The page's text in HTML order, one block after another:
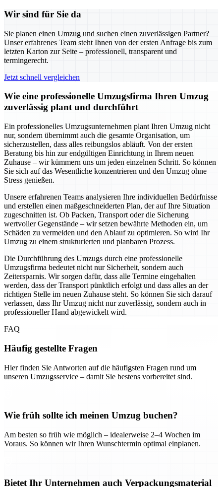
Wir sind für Sie da
Sie planen einen Umzug und suchen einen zuverlässigen Partner?
Unser erfahrenes Team steht Ihnen von der ersten Anfrage bis zum
letzten Karton zur Seite – professionell, transparent und
termingerecht.
Jetzt schnell vergleichen
Wie eine professionelle Umzugsfirma Ihren Umzug
zuverlässig plant und durchführt
Ein professionelles Umzugsunternehmen plant Ihren Umzug nicht
nur, sondern übernimmt auch die gesamte Organisation, um
sicherzustellen, dass alles reibungslos abläuft. Von der ersten
Beratung bis hin zur endgültigen Einrichtung in Ihrem neuen
Zuhause – wir kümmern uns um jeden einzelnen Schritt. So können
Sie sich auf das Wesentliche konzentrieren und den Umzug ohne
Stress genießen.
Unsere erfahrenen Teams analysieren Ihre individuellen Bedürfnisse
und erstellen einen maßgeschneiderten Plan, der auf Ihre Situation
zugeschnitten ist. Ob Packen, Transport oder die Sicherung
wertvoller Gegenstände – wir setzen bewährte Methoden ein, um
Schäden zu vermeiden und den Ablauf zu optimieren. So wird Ihr
Umzug zu einem strukturierten und planbaren Prozess.
Die Durchführung des Umzugs durch eine professionelle
Umzugsfirma bedeutet nicht nur Sicherheit, sondern auch
Zeitersparnis. Wir sorgen dafür, dass alle Termine eingehalten
werden, dass der Transport pünktlich erfolgt und dass alles an der
richtigen Stelle im neuen Zuhause steht. So können Sie sich darauf
verlassen, dass Ihr Umzug nicht nur zuverlässig, sondern auch in
professioneller Hand abgewickelt wird.
FAQ
Häufig gestellte Fragen
Hier finden Sie Antworten auf die häufigsten Fragen rund um
unseren Umzugsservice – damit Sie bestens vorbereitet sind.
Wie früh sollte ich meinen Umzug buchen?
Am besten so früh wie möglich – idealerweise 2–4 Wochen im
Voraus. So können wir Ihren Wunschtermin optimal einplanen.
Bietet Ihr Unternehmen auch Verpackungsmaterial